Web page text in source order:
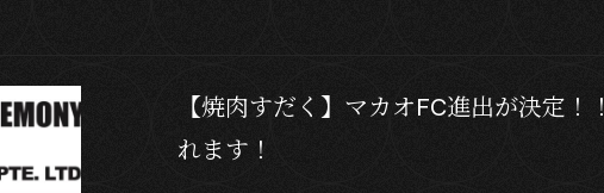
【焼肉すだく】マカオFC進出が決定
れます！